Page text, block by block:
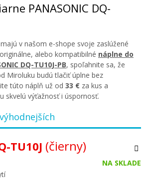
PANASONIC DQ-
majú v našom e-shope svoje zaslúžené
alebo kompatibilné náplne do
DQ-TU10J-PB, spoľahnite sa, že
Miroluku budú tlačiť úplne bez
túto náplň už od 33 € za kus a
skvelú výťažnosť i úspornosť.
TU10J (čierny)
NA SKLADE